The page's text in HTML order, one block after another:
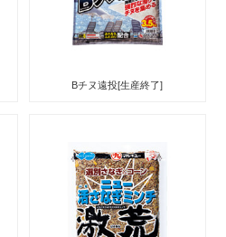
Bチヌ遠投[生産終了]